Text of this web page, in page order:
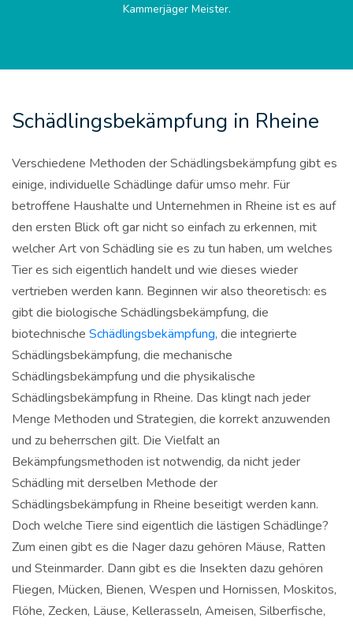
Kammerjäger Meister.
Schädlingsbekämpfung in Rheine
Verschiedene Methoden der Schädlingsbekämpfung gibt es
einige, individuelle Schädlinge dafür umso mehr. Für
betroffene Haushalte und Unternehmen in Rheine ist es auf
den ersten Blick oft gar nicht so einfach zu erkennen, mit
welcher Art von Schädling sie es zu tun haben, um welches
Tier es sich eigentlich handelt und wie dieses wieder
vertrieben werden kann. Beginnen wir also theoretisch: es
gibt die biologische Schädlingsbekämpfung, die
biotechnische Schädlingsbekämpfung, die integrierte
Schädlingsbekämpfung, die mechanische
Schädlingsbekämpfung und die physikalische
Schädlingsbekämpfung in Rheine. Das klingt nach jeder
Menge Methoden und Strategien, die korrekt anzuwenden
und zu beherrschen gilt. Die Vielfalt an
Bekämpfungsmethoden ist notwendig, da nicht jeder
Schädling mit derselben Methode der
Schädlingsbekämpfung in Rheine beseitigt werden kann.
Doch welche Tiere sind eigentlich die lästigen Schädlinge?
Zum einen gibt es die Nager dazu gehören Mäuse, Ratten
und Steinmarder. Dann gibt es die Insekten dazu gehören
Fliegen, Mücken, Bienen, Wespen und Hornissen, Moskitos,
Flöhe, Zecken, Läuse, Kellerasseln, Ameisen, Silberfische,